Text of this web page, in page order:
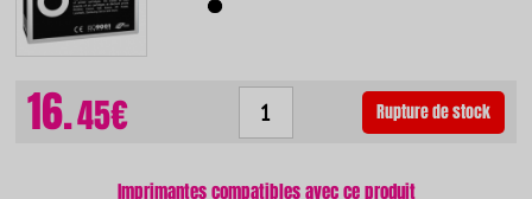
16.45€ Rupture de stock
Imprimantes compatibles avec ce produit